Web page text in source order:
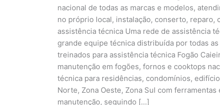
nacional de todas as marcas e modelos,
no próprio local, instalação, conserto, reparo,
assistência técnica Uma rede de assistência
grande equipe técnica distribuída por todas
treinados para assistência técnica Fogão
manutenção em fogões, fornos e cooktops
técnica para residências, condomínios,
Norte, Zona Oeste, Zona Sul com
manutenção, seguindo […]